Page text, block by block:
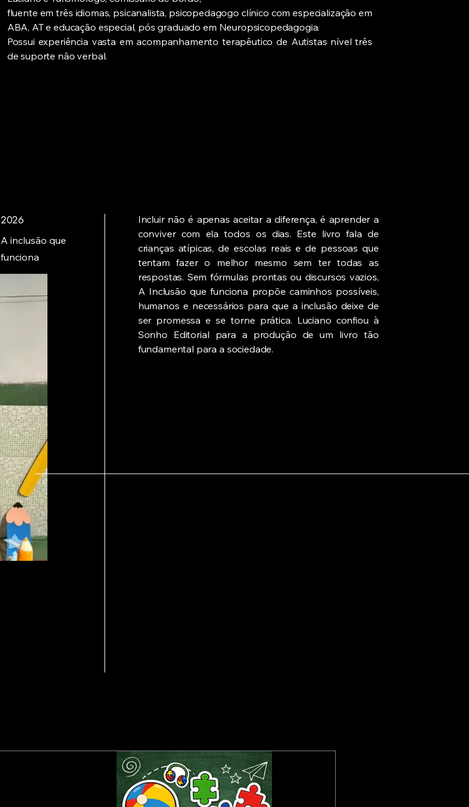
fluente em três idiomas, psicanalista, psicopedagogo clínico com especialização em
ABA, AT e educação especial, pós graduado em Neuropsicopedagogia.
Possui experiência vasta em acompanhamento terapêutico de Autistas nível três
de suporte não verbal.
2026
A inclusão que
funciona
Incluir não é apenas aceitar a diferença, é aprender a
conviver com ela todos os dias. Este livro fala de
crianças atípicas, de escolas reais e de pessoas que
tentam fazer o melhor mesmo sem ter todas as
respostas. Sem fórmulas prontas ou discursos vazios,
A Inclusão que funciona propõe caminhos possíveis,
humanos e necessários para que a inclusão deixe de
ser promessa e se torne prática. Luciano confiou à
Sonho Editorial para a produção de um livro tão
fundamental para a sociedade.